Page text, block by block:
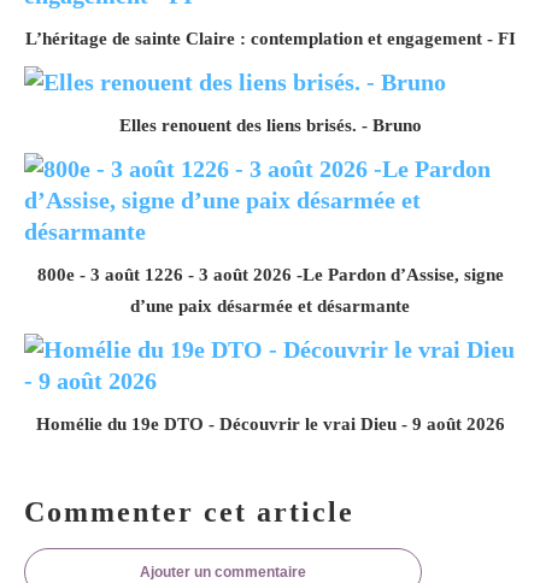
L’héritage de sainte Claire : contemplation et engagement - FI
Elles renouent des liens brisés. - Bruno
800e - 3 août 1226 - 3 août 2026 -Le Pardon d’Assise, signe
d’une paix désarmée et désarmante
Homélie du 19e DTO - Découvrir le vrai Dieu - 9 août 2026
Commenter cet article
Ajouter un commentaire